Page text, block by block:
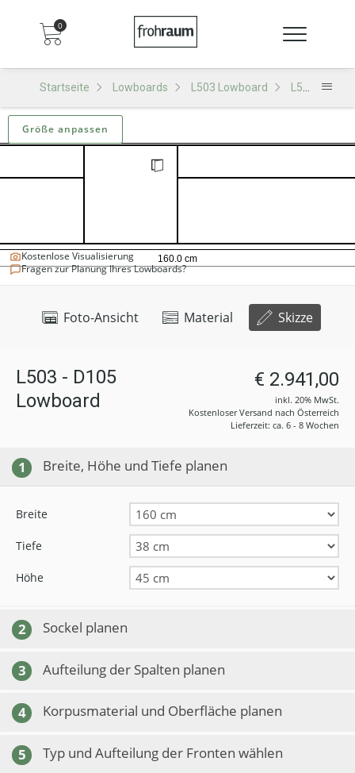
0
Startseite Lowboards L503 Lowboard L503 - D105
Foto-Ansicht Material Skizze
Kostenlose Visualisierung
Fragen zur Planung Ihres Lowboards?
Größe anpassen
L503 - D105
Lowboard
€ 2.941,00
inkl. 20% MwSt.
Kostenloser Versand nach Österreich
Lieferzeit: ca. 6 - 8 Wochen
1 Breite, Höhe und Tiefe planen
Breite
Tiefe
Höhe
2 Sockel planen
3 Aufteilung der Spalten planen
4 Korpusmaterial und Oberfläche planen
5 Typ und Aufteilung der Fronten wählen